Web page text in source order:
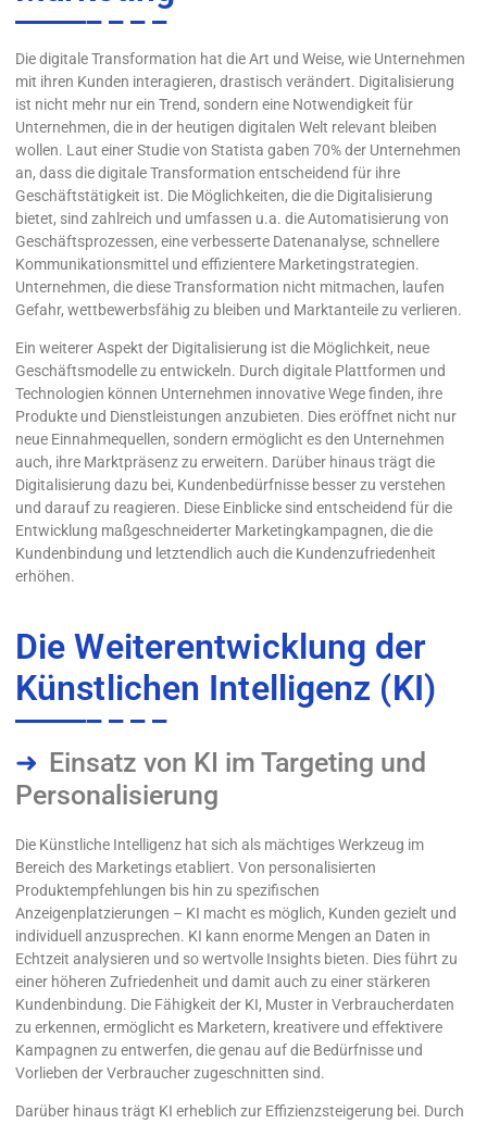
Die digitale Transformation hat die Art und Weise, wie Unternehmen
mit ihren Kunden interagieren, drastisch verändert. Digitalisierung
ist nicht mehr nur ein Trend, sondern eine Notwendigkeit für
Unternehmen, die in der heutigen digitalen Welt relevant bleiben
wollen. Laut einer Studie von Statista gaben 70% der Unternehmen
an, dass die digitale Transformation entscheidend für ihre
Geschäftstätigkeit ist. Die Möglichkeiten, die die Digitalisierung
bietet, sind zahlreich und umfassen u.a. die Automatisierung von
Geschäftsprozessen, eine verbesserte Datenanalyse, schnellere
Kommunikationsmittel und effizientere Marketingstrategien.
Unternehmen, die diese Transformation nicht mitmachen, laufen
Gefahr, wettbewerbsfähig zu bleiben und Marktanteile zu verlieren.
Ein weiterer Aspekt der Digitalisierung ist die Möglichkeit, neue
Geschäftsmodelle zu entwickeln. Durch digitale Plattformen und
Technologien können Unternehmen innovative Wege finden, ihre
Produkte und Dienstleistungen anzubieten. Dies eröffnet nicht nur
neue Einnahmequellen, sondern ermöglicht es den Unternehmen
auch, ihre Marktpräsenz zu erweitern. Darüber hinaus trägt die
Digitalisierung dazu bei, Kundenbedürfnisse besser zu verstehen
und darauf zu reagieren. Diese Einblicke sind entscheidend für die
Entwicklung maßgeschneiderter Marketingkampagnen, die die
Kundenbindung und letztendlich auch die Kundenzufriedenheit
erhöhen.
Die Weiterentwicklung der
Künstlichen Intelligenz (KI)
Einsatz von KI im Targeting und
Personalisierung
Die Künstliche Intelligenz hat sich als mächtiges Werkzeug im
Bereich des Marketings etabliert. Von personalisierten
Produktempfehlungen bis hin zu spezifischen
Anzeigenplatzierungen – KI macht es möglich, Kunden gezielt und
individuell anzusprechen. KI kann enorme Mengen an Daten in
Echtzeit analysieren und so wertvolle Insights bieten. Dies führt zu
einer höheren Zufriedenheit und damit auch zu einer stärkeren
Kundenbindung. Die Fähigkeit der KI, Muster in Verbraucherdaten
zu erkennen, ermöglicht es Marketern, kreativere und effektivere
Kampagnen zu entwerfen, die genau auf die Bedürfnisse und
Vorlieben der Verbraucher zugeschnitten sind.
Darüber hinaus trägt KI erheblich zur Effizienzsteigerung bei. Durch